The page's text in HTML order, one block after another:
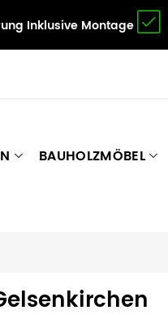
Inklusive Montage
BAUHOLZMÖBEL